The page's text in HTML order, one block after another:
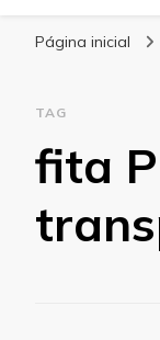
Página inicial
TAG
fita